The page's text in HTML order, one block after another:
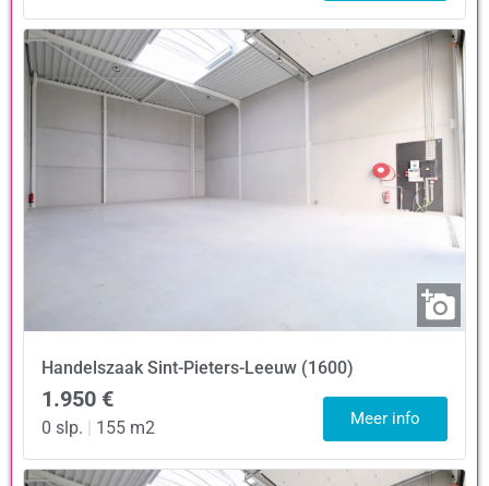
Handelszaak Sint-Pieters-Leeuw (1600)
1.950 €
0 slp. | 155 m2 Meer info